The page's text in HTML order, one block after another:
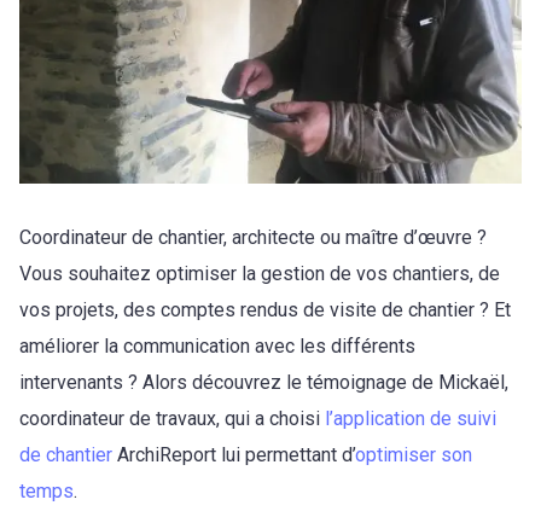
Coordinateur de chantier, architecte ou maître d’œuvre ?
Vous souhaitez optimiser la gestion de vos chantiers, de
vos projets, des comptes rendus de visite de chantier ? Et
améliorer la communication avec les différents
intervenants ? Alors découvrez le témoignage de Mickaël,
coordinateur de travaux, qui a choisi l’application de suivi
de chantier ArchiReport lui permettant d’optimiser son
temps.